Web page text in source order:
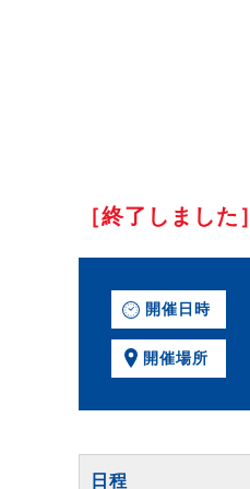
［終了しました］
開催日時
開催場所
日程